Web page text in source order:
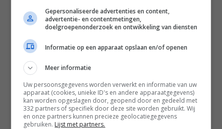
Instagram
Facebook
Pinterest
Home
Word gratis lid
Recepten
Leefstijl
Reizen
Shop Francesca Kookt boeken
Gepersonaliseerde advertenties en content,
advertentie- en contentmetingen,
doelgroepenonderzoek en ontwikkeling van diensten
Informatie op een apparaat opslaan en/of openen
Meer informatie
Uw persoonsgegevens worden verwerkt en informatie van uw
apparaat (cookies, unieke ID's en andere apparaatgegevens)
kan worden opgeslagen door, geopend door en gedeeld met
332 partners of specifiek door deze site worden gebruikt. Wij
en onze partners kunnen precieze geolocatiegegevens
gebruiken. Lijst met partners.